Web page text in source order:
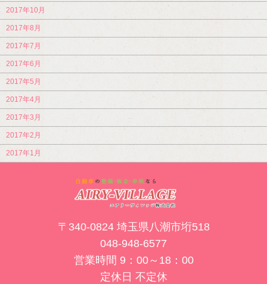
2017年10月
2017年8月
2017年7月
2017年6月
2017年5月
2017年4月
2017年3月
2017年2月
2017年1月
〒340-0824 埼玉県八潮市垳518
048-948-6577
営業時間 9：00～18：00
定休日 不定休